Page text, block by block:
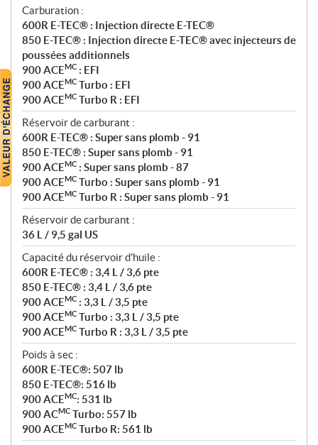
Carburation :
600R E-TEC® : Injection directe E-TEC®
850 E-TEC® : Injection directe E-TEC® avec injecteurs de
poussées additionnels
900 ACEMC : EFI
900 ACEMC Turbo : EFI
900 ACEMC Turbo R : EFI
Réservoir de carburant :
600R E-TEC® : Super sans plomb - 91
850 E-TEC® : Super sans plomb - 91
900 ACEMC : Super sans plomb - 87
900 ACEMC Turbo : Super sans plomb - 91
900 ACEMC Turbo R : Super sans plomb - 91
Réservoir de carburant :
36 L / 9,5 gal US
Capacité du réservoir d'huile :
600R E-TEC® : 3,4 L / 3,6 pte
850 E-TEC® : 3,4 L / 3,6 pte
900 ACEMC : 3,3 L / 3,5 pte
900 ACEMC Turbo : 3,3 L / 3,5 pte
900 ACEMC Turbo R : 3,3 L / 3,5 pte
Poids à sec :
600R E-TEC®: 507 lb
850 E-TEC®: 516 lb
900 ACEMC: 531 lb
900 ACMC Turbo: 557 lb
900 ACEMC Turbo R: 561 lb